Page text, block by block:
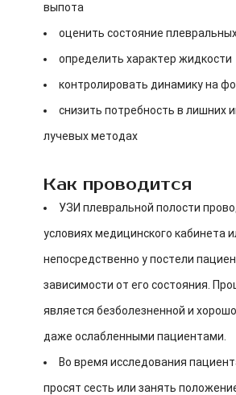
выпота
оценить состояние
определить характер жидкости
контролировать динамику на
снизить потребность в лишних
лучевых методах
Как проводится
УЗИ плевральной полости
условиях медицинского кабинета
непосредственно у постели
зависимости от его состояния.
является безболезненной и
даже ослабленными пациентами.
Во время исследования
просят сесть или занять